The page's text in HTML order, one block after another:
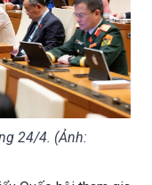
24/4. (Ảnh: